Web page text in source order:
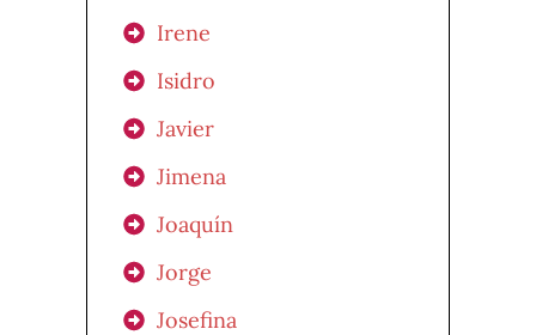
Irene
Isidro
Javier
Jimena
Joaquín
Jorge
Josefina